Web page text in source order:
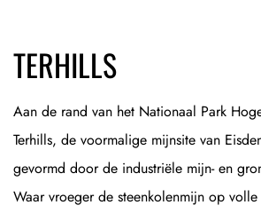
TERHILLS
Aan de rand van het Nationaal Park
Terhills, de voormalige mijnsite van
gevormd door de industriële mijn- en
Waar vroeger de steenkolenmijn op